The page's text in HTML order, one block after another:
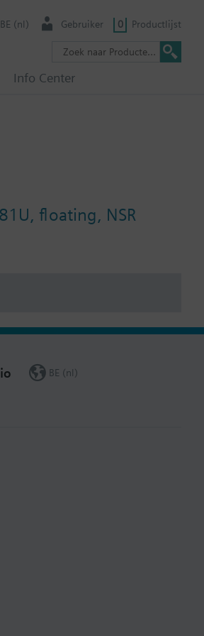
Info Center
BE (nl) Gebruiker 0 Productlijst
floating, NSR
BE (nl)